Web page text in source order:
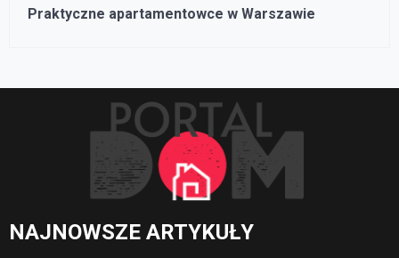
Praktyczne apartamentowce w Warszawie
NAJNOWSZE ARTYKUŁY